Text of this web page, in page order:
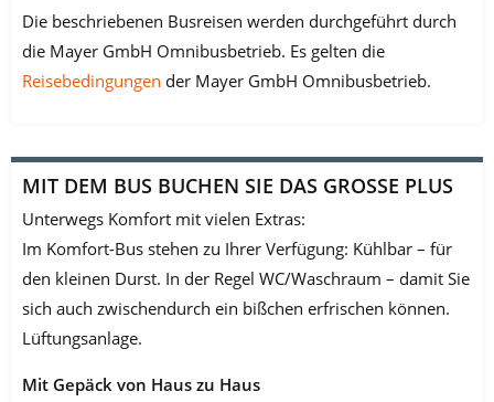
Die beschriebenen Busreisen werden durchgeführt durch
die Mayer GmbH Omnibusbetrieb. Es gelten die
Reisebedingungen der Mayer GmbH Omnibusbetrieb.
MIT DEM BUS BUCHEN SIE DAS GROSSE PLUS
Unterwegs Komfort mit vielen Extras:
Im Komfort-Bus stehen zu Ihrer Verfügung: Kühlbar – für
den kleinen Durst. In der Regel WC/Waschraum – damit Sie
sich auch zwischendurch ein bißchen erfrischen kön­nen.
Lüftungsanlage.
Mit Gepäck von Haus zu Haus